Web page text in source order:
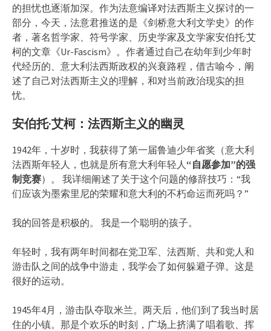
的担忧也逐渐加深。作为法意编译对法西斯主义探讨的一
部分，今天，法意君推送的是《剑桥意大利文学史》的作
者，著名哲学家、符号学家、历史学家及文学家安伯托·艾
柯的文章《Ur-Fascism》。作者通过自己在幼年到少年时
代经历的、意大利法西斯政权的兴衰路程，借古喻今，阐
述了自己对法西斯主义的理解，和对当前政治现实的担
忧。
安伯托·艾柯：法西斯主义的幽灵
1942年，十岁时，我获得了第一届鲁迪少年省奖（意大利
法西斯年轻人，也就是所有意大利年轻人 “自愿参加”的强
制竞赛）。 我详细阐述了关于这个问题的修辞技巧：“我
们应该为墨索里尼的荣耀和意大利的不朽命运而死吗？”
我的回答是积极的。 我是一个聪明的孩子。
年轻时，我有两年时间都在党卫军、法西斯、共和党人和
游击队之间的战争中游走，我学会了如何躲避子弹。这是
很好的运动。
1945年4月，游击队夺取米兰。两天后，他们到了我当时居
住的小镇。那是个欢乐的时刻，广场上挤满了唱着歌、挥